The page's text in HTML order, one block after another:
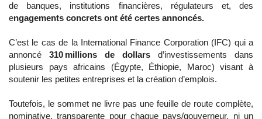
de banques, institutions financières, régulateurs et, des
engagements concrets ont été certes annoncés.
C’est le cas de la International Finance Corporation (IFC) qui a
annoncé 310 millions de dollars d’investissements dans
plusieurs pays africains (Égypte, Éthiopie, Maroc) visant à
soutenir les petites entreprises et la création d’emplois.
Toutefois, le sommet ne livre pas une feuille de route complète,
nominative, transparente pour chaque pays/gouverneur, ni un